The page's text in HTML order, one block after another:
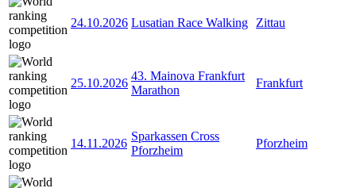
24.10.2026 Lusatian Race Walking Zittau
25.10.2026
43. Mainova Frankfurt
Marathon
Frankfurt
14.11.2026
Sparkassen Cross
Pforzheim
Pforzheim